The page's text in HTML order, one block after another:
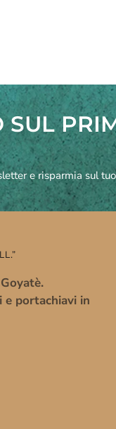
SUL
e risparmia sul
e portachiavi in